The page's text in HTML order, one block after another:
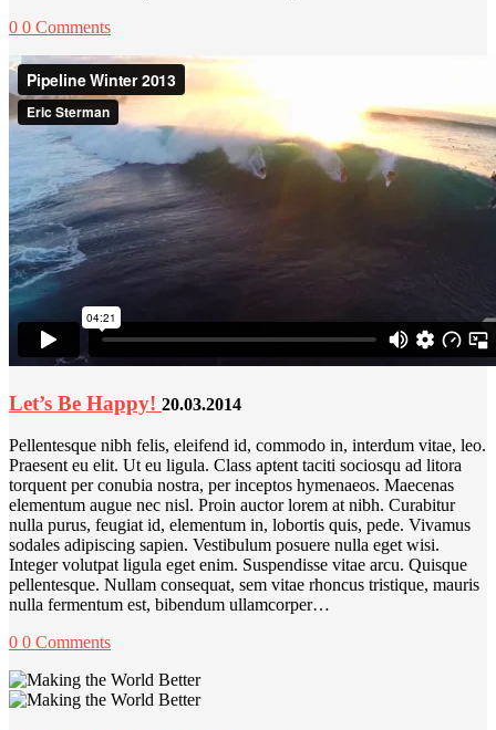
0 0 Comments
Let’s Be Happy! 20.03.2014
Pellentesque nibh felis, eleifend id, commodo in, interdum vitae, leo.
Praesent eu elit. Ut eu ligula. Class aptent taciti sociosqu ad litora
torquent per conubia nostra, per inceptos hymenaeos. Maecenas
elementum augue nec nisl. Proin auctor lorem at nibh. Curabitur
nulla purus, feugiat id, elementum in, lobortis quis, pede. Vivamus
sodales adipiscing sapien. Vestibulum posuere nulla eget wisi.
Integer volutpat ligula eget enim. Suspendisse vitae arcu. Quisque
pellentesque. Nullam consequat, sem vitae rhoncus tristique, mauris
nulla fermentum est, bibendum ullamcorper…
0 0 Comments